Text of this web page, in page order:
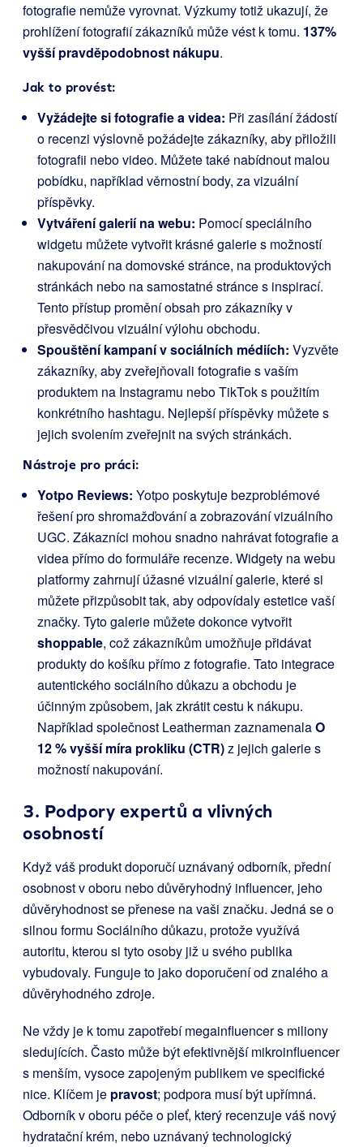
fotografie nemůže vyrovnat. Výzkumy totiž ukazují, že
prohlížení fotografií zákazníků může vést k tomu. 137%
vyšší pravděpodobnost nákupu.
Jak to provést:
Vyžádejte si fotografie a videa: Při zasílání žádostí
o recenzi výslovně požádejte zákazníky, aby přiložili
fotografii nebo video. Můžete také nabídnout malou
pobídku, například věrnostní body, za vizuální
příspěvky.
Vytváření galerií na webu: Pomocí speciálního
widgetu můžete vytvořit krásné galerie s možností
nakupování na domovské stránce, na produktových
stránkách nebo na samostatné stránce s inspirací.
Tento přístup promění obsah pro zákazníky v
přesvědčivou vizuální výlohu obchodu.
Spouštění kampaní v sociálních médiích: Vyzvěte
zákazníky, aby zveřejňovali fotografie s vaším
produktem na Instagramu nebo TikTok s použitím
konkrétního hashtagu. Nejlepší příspěvky můžete s
jejich svolením zveřejnit na svých stránkách.
Nástroje pro práci:
Yotpo Reviews: Yotpo poskytuje bezproblémové
řešení pro shromažďování a zobrazování vizuálního
UGC. Zákazníci mohou snadno nahrávat fotografie a
videa přímo do formuláře recenze. Widgety na webu
platformy zahrnují úžasné vizuální galerie, které si
můžete přizpůsobit tak, aby odpovídaly estetice vaší
značky. Tyto galerie můžete dokonce vytvořit
shoppable, což zákazníkům umožňuje přidávat
produkty do košíku přímo z fotografie. Tato integrace
autentického sociálního důkazu a obchodu je
účinným způsobem, jak zkrátit cestu k nákupu.
Například společnost Leatherman zaznamenalaO
12 % vyšší míra prokliku (CTR)z jejich galerie s
možností nakupování.
3. Podpory expertů a vlivných
osobností
Když váš produkt doporučí uznávaný odborník, přední
osobnost v oboru nebo důvěryhodný influencer, jeho
důvěryhodnost se přenese na vaši značku. Jedná se o
silnou formu Sociálního důkazu, protože využívá
autoritu, kterou si tyto osoby již u svého publika
vybudovaly. Funguje to jako doporučení od znalého a
důvěryhodného zdroje.
Ne vždy je k tomu zapotřebí megainfluencer s miliony
sledujících. Často může být efektivnější mikroinfluencer
s menším, vysoce zapojeným publikem ve specifické
nice. Klíčem je pravost; podpora musí být upřímná.
Odborník v oboru péče o pleť, který recenzuje váš nový
hydratační krém, nebo uznávaný technologický